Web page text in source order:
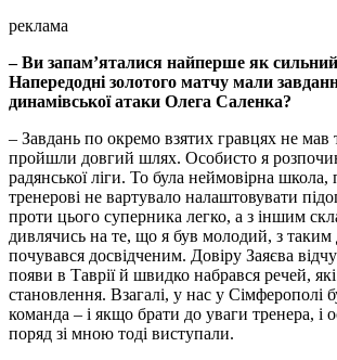
реклама
– Ви запам’яталися найперше як
Напередодні золотого матчу мали
динамівської атаки Олега Саленка?
– Завдань по окремо взятих гравцях не
пройшли довгий шлях. Особисто я
радянської ліги. То була неймовірна школа,
тренерові не вартувало налаштовувати
проти цього суперника легко, а з іншим
дивлячись на те, що я був молодий, з таким
почувався досвідченим. Довіру Заяєва
появи в Таврії й швидко набрався речей,
становлення. Взагалі, у нас у Сімферополі
команда – і якщо брати до уваги тренера, і
поряд зі мною тоді виступали.